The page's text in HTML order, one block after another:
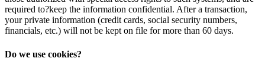
required to?keep the information confidential. After a transaction,
your private information (credit cards, social security numbers,
financials, etc.) will not be kept on file for more than 60 days.
Do we use cookies?